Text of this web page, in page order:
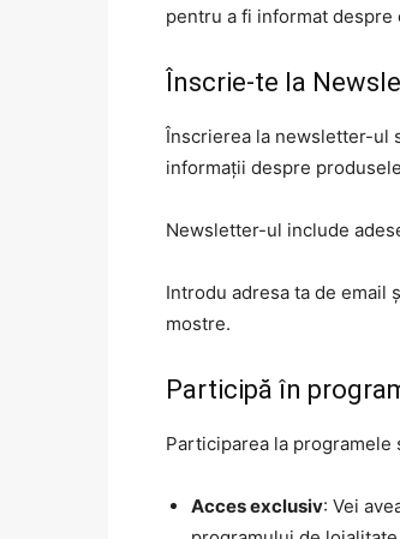
pentru a fi informat despre
Înscrie-te la
Înscrierea la newsletter-ul
informații despre
Newsletter-ul include
Introdu adresa ta de email
mostre.
Participă în
Participarea la programele
Acces exclusiv: Vei